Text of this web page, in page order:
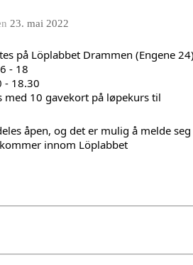
23. mai 2022
på Löplabbet Drammen (Engene
- 18
- 18.30
med 10 gavekort på løpekurs til
åpen, og det er mulig å melde seg
innom Löplabbet